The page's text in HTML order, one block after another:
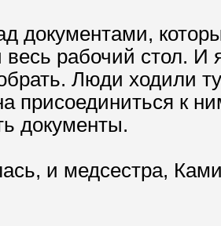
документами,
весь рабочий стол. И
Люди ходили
присоединиться к
документы.
и медсестра,